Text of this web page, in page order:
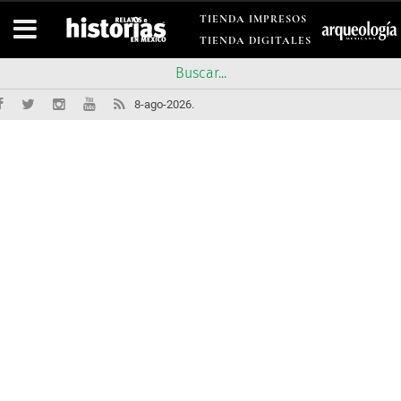
TIENDA IMPRESOS
TIENDA DIGITALES
8-ago-2026.